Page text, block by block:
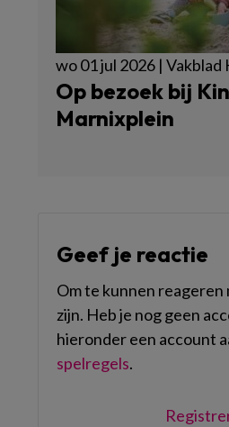
wo 01 jul 2026 |
Op bezoek bij
Marnixplein
Geef je reactie
Om te kunnen reageren
zijn. Heb je nog geen
hieronder een account
spelregels.